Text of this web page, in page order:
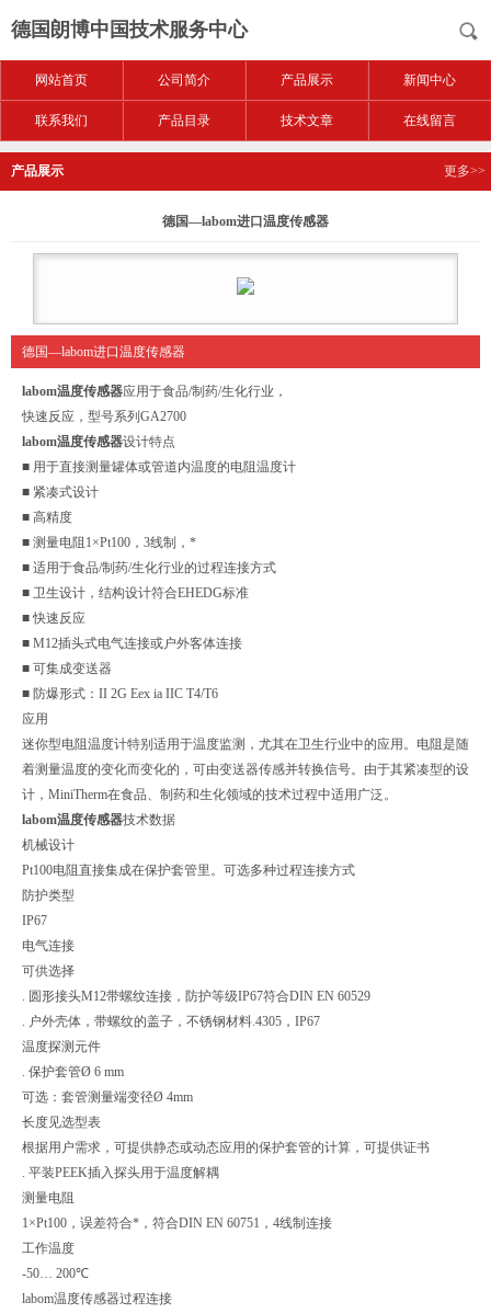
德国朗博中国技术服务中心
网站首页 公司简介 产品展示 新闻中心
联系我们 产品目录 技术文章 在线留言
产品展示 更多>>
德国—labom进口温度传感器
德国—labom进口温度传感器
labom温度传感器应用于食品/制药/生化行业，
快速反应，型号系列GA2700
labom温度传感器设计特点
■ 用于直接测量罐体或管道内温度的电阻温度计
■ 紧凑式设计
■ 高精度
■ 测量电阻1×Pt100，3线制，*
■ 适用于食品/制药/生化行业的过程连接方式
■ 卫生设计，结构设计符合EHEDG标准
■ 快速反应
■ M12插头式电气连接或户外客体连接
■ 可集成变送器
■ 防爆形式：II 2G Eex ia IIC T4/T6
应用
迷你型电阻温度计特别适用于温度监测，尤其在卫生行业中的应用。电阻是随
着测量温度的变化而变化的，可由变送器传感并转换信号。由于其紧凑型的设
计，MiniTherm在食品、制药和生化领域的技术过程中适用广泛。
labom温度传感器技术数据
机械设计
Pt100电阻直接集成在保护套管里。可选多种过程连接方式
防护类型
IP67
电气连接
可供选择
. 圆形接头M12带螺纹连接，防护等级IP67符合DIN EN 60529
. 户外壳体，带螺纹的盖子，不锈钢材料.4305，IP67
温度探测元件
. 保护套管Ø 6 mm
可选：套管测量端变径Ø 4mm
长度见选型表
根据用户需求，可提供静态或动态应用的保护套管的计算，可提供证书
. 平装PEEK插入探头用于温度解耦
测量电阻
1×Pt100，误差符合*，符合DIN EN 60751，4线制连接
工作温度
-50… 200℃
labom温度传感器过程连接